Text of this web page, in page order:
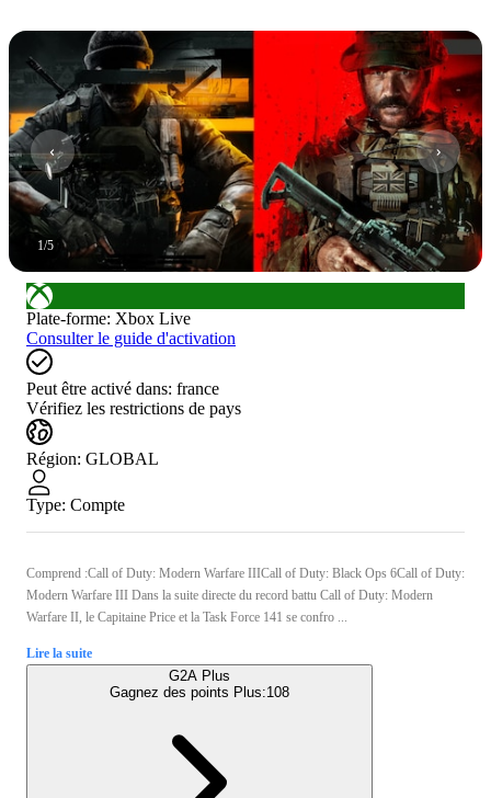
1/5
Plate-forme: Xbox Live
Consulter le guide d'activation
Peut être activé dans: france
Vérifiez les restrictions de pays
Région: GLOBAL
Type: Compte
Comprend :Call of Duty: Modern Warfare IIICall of Duty: Black Ops 6Call of Duty:
Modern Warfare III Dans la suite directe du record battu Call of Duty: Modern
Warfare II, le Capitaine Price et la Task Force 141 se confro ...
Lire la suite
G2A Plus
Gagnez des points Plus:108